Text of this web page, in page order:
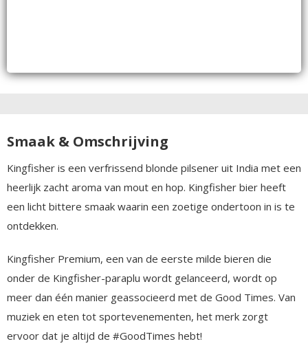
Smaak & Omschrijving
Kingfisher is een verfrissend blonde pilsener uit India met een
heerlijk zacht aroma van mout en hop. Kingfisher bier heeft
een licht bittere smaak waarin een zoetige ondertoon in is te
ontdekken.
Kingfisher Premium, een van de eerste milde bieren die
onder de Kingfisher-paraplu wordt gelanceerd, wordt op
meer dan één manier geassocieerd met de Good Times. Van
muziek en eten tot sportevenementen, het merk zorgt
ervoor dat je altijd de #GoodTimes hebt!